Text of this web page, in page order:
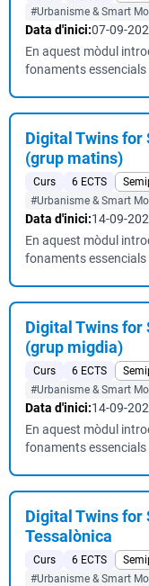
#Urbanisme & Smart
Data d'inici:07-09-
En aquest mòdul
fonaments
Digital Twins for
(grup matins)
Curs 6 ECTS
#Urbanisme & Smart
Data d'inici:14-09-
En aquest mòdul
fonaments
Digital Twins for
(grup migdia)
Curs 6 ECTS
#Urbanisme & Smart
Data d'inici:14-09-
En aquest mòdul
fonaments
Digital Twins
Tessalònica
Curs 6 ECTS
#Urbanisme & Smart